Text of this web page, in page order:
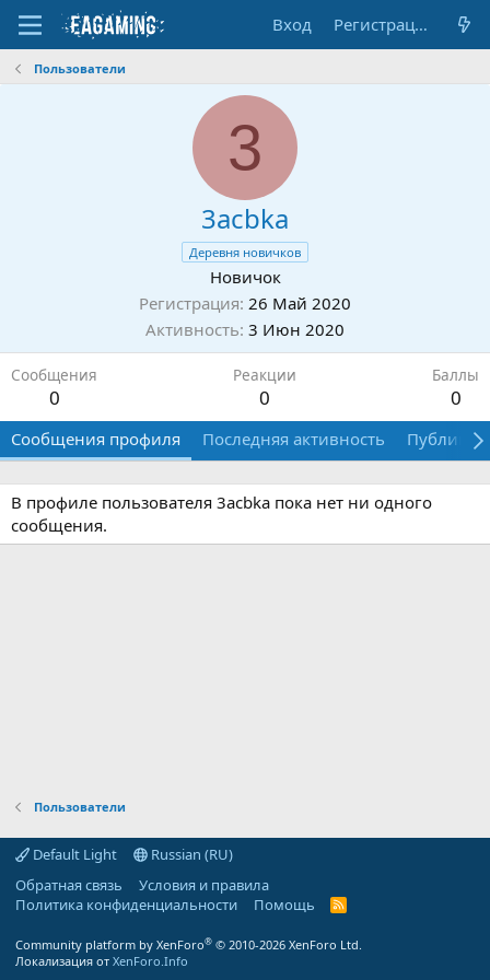
Вход Регистрация
Пользователи
3
3acbka
Деревня новичков
Новичок
Регистрация 26 Май 2020
Активность 3 Июн 2020
Сообщения
0
Реакции
0
Баллы
0
Сообщения профиля Последняя активность
В профиле пользователя 3acbka пока нет ни одного
сообщения.
Пользователи
Default Light
Russian (RU)
Обратная связь
Условия и правила
Политика конфиденциальности
Помощь
R
Community platform by XenForo® © 2010-2026 XenForo Ltd.
Локализация от XenForo.Info